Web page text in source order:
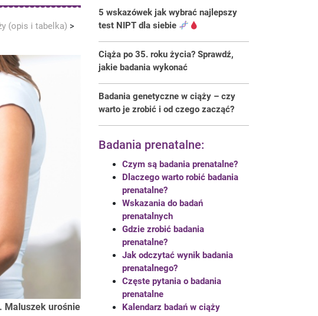
(opis i tabelka) >
Maluszek urośnie
5 wskazówek jak wybrać najlepszy
test NIPT dla siebie
Ciąża po 35. roku życia? Sprawdź,
jakie badania wykonać
Badania genetyczne w ciąży – czy
warto je zrobić i od czego zacząć?
Badania prenatalne:
Czym są badania prenatalne?
Dlaczego warto robić badania
prenatalne?
Wskazania do badań
prenatalnych
Gdzie zrobić badania
prenatalne?
Jak odczytać wynik badania
prenatalnego?
Częste pytania o badania
prenatalne
Kalendarz badań w ciąży